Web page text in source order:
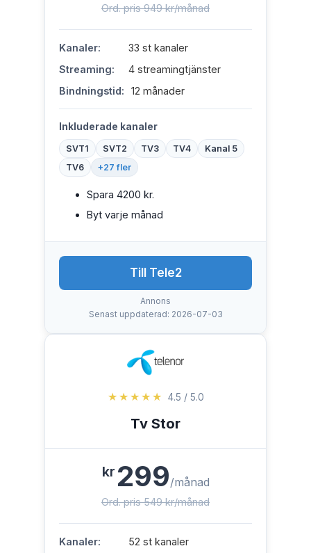
Ord. pris 949 kr/månad
Kanaler:
33 st kanaler
Streaming:
4 streamingtjänster
Bindningstid:
12 månader
Inkluderade kanaler
SVT1 SVT2 TV3 TV4
Kanal 5
TV6
+27 fler
Spara 4200 kr.
Byt varje månad
Till Tele2
Annons
Senast uppdaterad: 2026-07-03
★★★★★ 4.5 / 5.0
Tv Stor
kr 299/månad
Ord. pris 549 kr/månad
Kanaler:
52 st kanaler